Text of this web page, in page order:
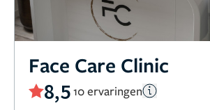
Face Care Clinic
8,510 ervaringen